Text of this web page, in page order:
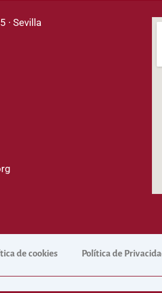
· Sevilla
de cookies Política de